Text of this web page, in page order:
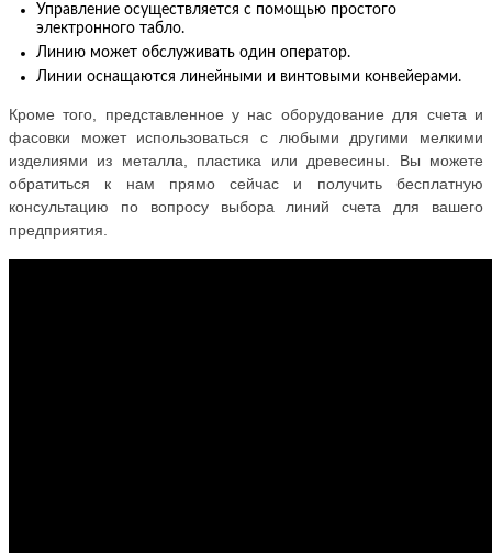
Управление осуществляется с помощью простого
электронного табло.
Линию может обслуживать один оператор.
Линии оснащаются линейными и винтовыми конвейерами.
Кроме того, представленное у нас оборудование для счета и
фасовки может использоваться с любыми другими мелкими
изделиями из металла, пластика или древесины. Вы можете
обратиться к нам прямо сейчас и получить бесплатную
консультацию по вопросу выбора линий счета для вашего
предприятия.